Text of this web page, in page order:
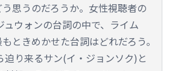
思うのだろうか。女性視聴者の
ウォンの台詞の中で、ライム
ときめかせた台詞はどれだろう。
迫り来るサン(イ・ジョンソク)と